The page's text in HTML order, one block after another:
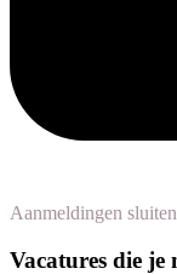
Aanmeldingen
Vacatures die je